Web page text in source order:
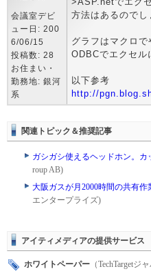
会議室デビ
ュー日: 200
6/06/15
投稿数: 28
お住まい・
勤務地: 銀河
系
方法はあるのでし
グラフはマクロで
ODBCでエクセル
以下参考
http://
関連トピック＆推奨記事
ガシガシ使えるヘッドホン。
roup AB)
大阪ガスが月2000時間の共有
エンタープライズ)
アイティメディアの提供サービス
ホワイトペーパー （TechTargetジ